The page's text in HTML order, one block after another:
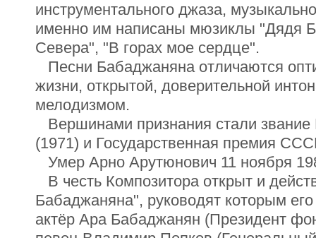
инструментального джаза,
именно им написаны мюзиклы "Дядя
Севера", "В горах мое сердце".
Песни Бабаджаняна отличаются
жизни, открытой, доверительной
мелодизмом.
Вершинами признания стали
(1971) и Государственная премия
Умер Арно Арутюнович 11 ноября
В честь Композитора открыт и
Бабаджаняна", руководят которым
актёр Ара Бабаджанян (Президент